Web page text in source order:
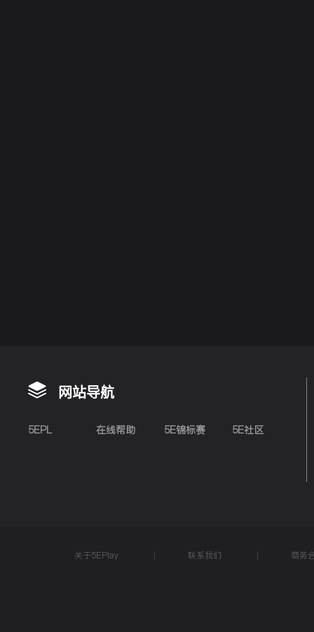
网站导航
5EPL 在线帮助 5E锦标赛 5E社区
关于5EPlay 联系我们 商务